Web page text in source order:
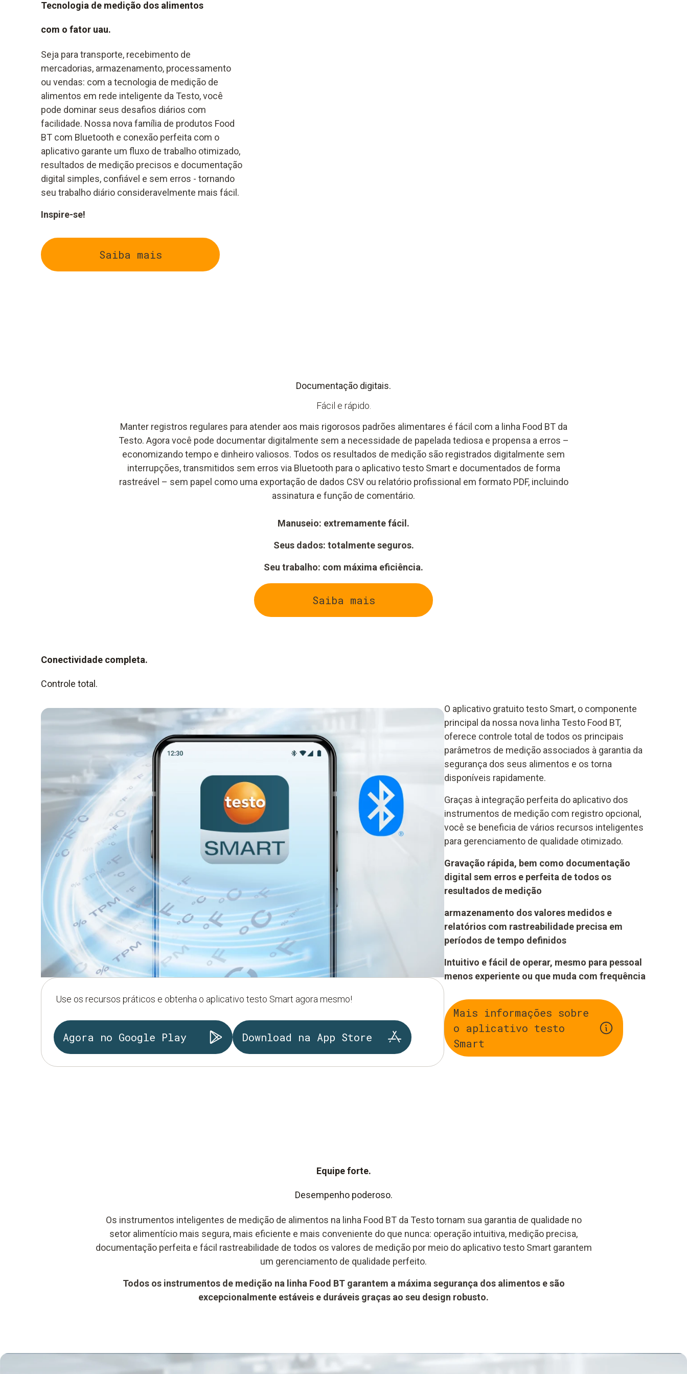
Tecnologia de medição dos alimentos
com o fator uau.
Seja para transporte, recebimento de
mercadorias, armazenamento, processamento
ou vendas: com a tecnologia de medição de
alimentos em rede inteligente da Testo, você
pode dominar seus desafios diários com
facilidade. Nossa nova família de produtos Food
BT com Bluetooth e conexão perfeita com o
aplicativo garante um fluxo de trabalho otimizado,
resultados de medição precisos e documentação
digital simples, confiável e sem erros - tornando
seu trabalho diário consideravelmente mais fácil.
Inspire-se!
Saiba mais
Documentação digitais.
Fácil e rápido.
Manter registros regulares para atender aos mais rigorosos padrões alimentares é fácil com a linha Food BT da
Testo. Agora você pode documentar digitalmente sem a necessidade de papelada tediosa e propensa a erros –
economizando tempo e dinheiro valiosos. Todos os resultados de medição são registrados digitalmente sem
interrupções, transmitidos sem erros via Bluetooth para o aplicativo testo Smart e documentados de forma
rastreável – sem papel como uma exportação de dados CSV ou relatório profissional em formato PDF, incluindo
assinatura e função de comentário.
Manuseio: extremamente fácil.
Seus dados: totalmente seguros.
Seu trabalho: com máxima eficiência.
Saiba mais
Conectividade completa.
Controle total.
O aplicativo gratuito testo Smart, o componente
principal da nossa nova linha Testo Food BT,
oferece controle total de todos os principais
parâmetros de medição associados à garantia da
segurança dos seus alimentos e os torna
disponíveis rapidamente.
Graças à integração perfeita do aplicativo dos
instrumentos de medição com registro opcional,
você se beneficia de vários recursos inteligentes
para gerenciamento de qualidade otimizado.
Gravação rápida, bem como documentação
digital sem erros e perfeita de todos os
resultados de medição
armazenamento dos valores medidos e
relatórios com rastreabilidade precisa em
períodos de tempo definidos
Intuitivo e fácil de operar, mesmo para pessoal
menos experiente ou que muda com frequência
Mais informações sobre
o aplicativo testo
Smart
Use os recursos práticos e obtenha o aplicativo testo Smart agora mesmo!
Agora no Google Play Download na App Store
Equipe forte.
Desempenho poderoso.
Os instrumentos inteligentes de medição de alimentos na linha Food BT da Testo tornam sua garantia de qualidade no
setor alimentício mais segura, mais eficiente e mais conveniente do que nunca: operação intuitiva, medição precisa,
documentação perfeita e fácil rastreabilidade de todos os valores de medição por meio do aplicativo testo Smart garantem
um gerenciamento de qualidade perfeito.
Todos os instrumentos de medição na linha Food BT garantem a máxima segurança dos alimentos e são
excepcionalmente estáveis ​​e duráveis ​​graças ao seu design robusto.